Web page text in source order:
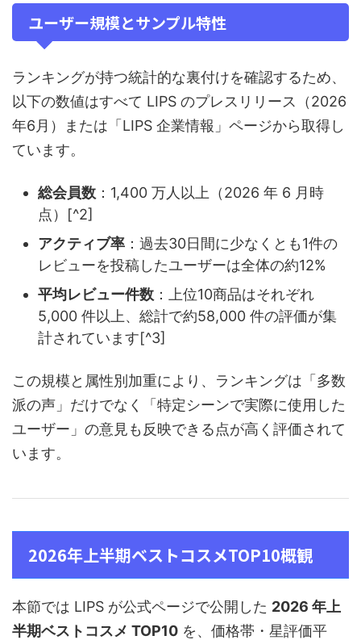
ユーザー規模とサンプル特性
ランキングが持つ統計的な裏付けを確認するため、
以下の数値はすべて LIPS のプレスリリース（2026
年6月）または「LIPS 企業情報」ページから取得し
ています。
総会員数 ：1,400 万人以上（2026 年 6 月時
点）[^2]
アクティブ率 ：過去30日間に少なくとも1件の
レビューを投稿したユーザーは全体の約12%
平均レビュー件数 ：上位10商品はそれぞれ
5,000 件以上、総計で約58,000 件の評価が集
計されています[^3]
この規模と属性別加重により、ランキングは「多数
派の声」だけでなく「特定シーンで実際に使用した
ユーザー」の意見も反映できる点が高く評価されて
います。
2026年上半期ベストコスメTOP10概観
本節では LIPS が公式ページで公開した 2026 年上
半期ベストコスメ TOP10 を、価格帯・星評価平